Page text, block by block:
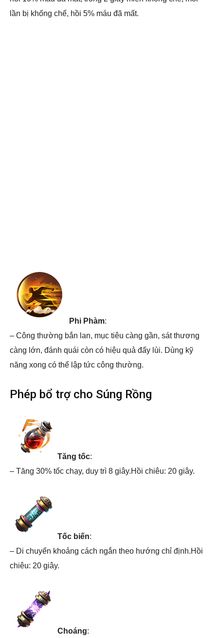
lần bị khống chế, hồi 5% máu đã mất.
Phi Phàm:
– Công thường bắn lan, mục tiêu càng gần, sát thương
càng lớn, đánh quái còn có hiệu quả đẩy lùi. Dùng kỹ
năng xong có thể lập tức công thường.
Phép bổ trợ cho Súng Rồng
Tăng tốc:
– Tăng 30% tốc chạy, duy trì 8 giây.Hồi chiêu: 20 giây.
Tốc biến:
– Di chuyển khoảng cách ngắn theo hướng chỉ định.Hồi
chiêu: 20 giây.
Choáng: